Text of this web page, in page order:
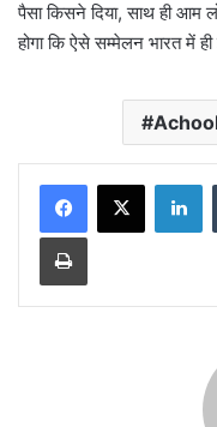
पैसा किसने दिया, साथ ही आम
होगा कि ऐसे सम्मेलन भारत में
Print